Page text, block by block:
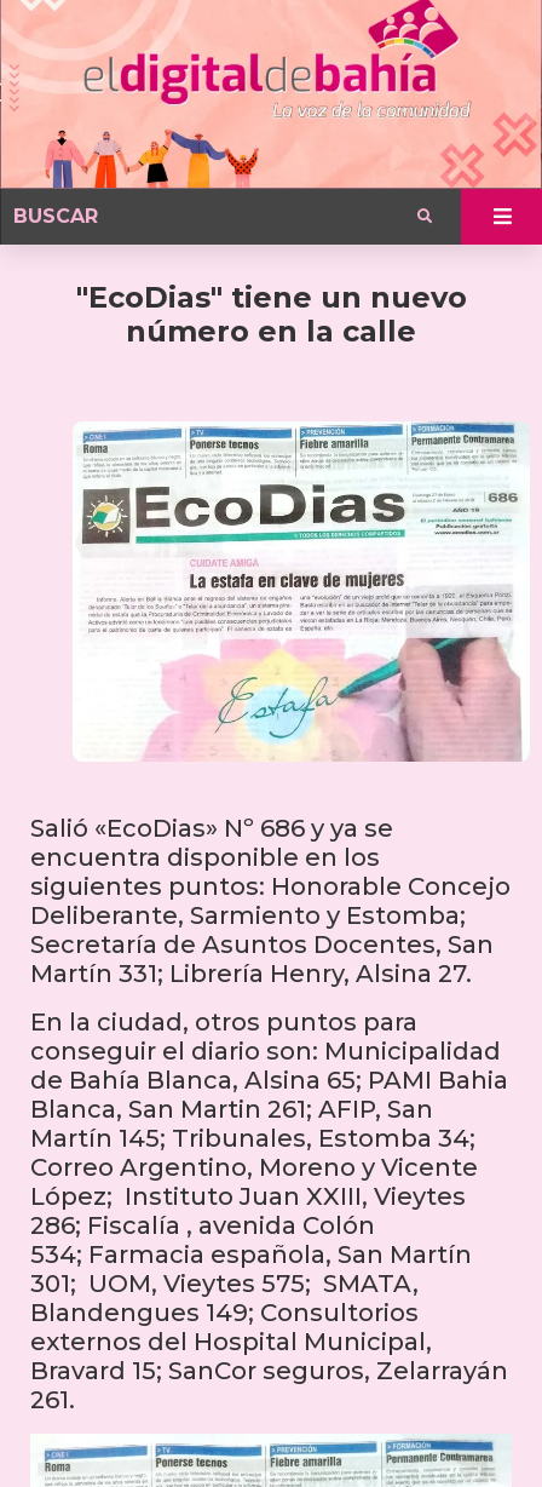
"EcoDias" tiene un nuevo
número en la calle
Salió «EcoDias» Nº 686 y ya se
encuentra disponible en los
siguientes puntos: Honorable Concejo
Deliberante, Sarmiento y Estomba;
Secretaría de Asuntos Docentes, San
Martín 331; Librería Henry, Alsina 27.
En la ciudad, otros puntos para
conseguir el diario son: Municipalidad
de Bahía Blanca, Alsina 65; PAMI Bahia
Blanca, San Martin 261; AFIP, San
Martín 145; Tribunales, Estomba 34;
Correo Argentino, Moreno y Vicente
López; Instituto Juan XXIII, Vieytes
286; Fiscalía , avenida Colón
534; Farmacia española, San Martín
301; UOM, Vieytes 575; SMATA,
Blandengues 149; Consultorios
externos del Hospital Municipal,
Bravard 15; SanCor seguros, Zelarrayán
261.